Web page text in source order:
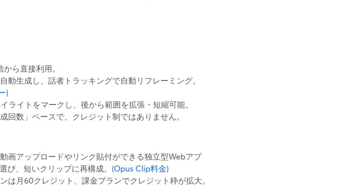
ら直接利用。
動生成し、話者トラッキングで自動リフレーミング。
)
ライトをマークし、後から範囲を拡張・短縮可能。
回数」ベースで、クレジット制ではありません。
画アップロードやリンク貼付ができる独立型Webアプ
び、短いクリップに再構成。(Opus Clip料金)
は月60クレジット、課金プランでクレジット枠が拡大。